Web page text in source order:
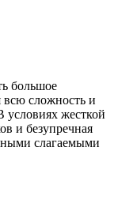
большое
всю сложность и
условиях жесткой
и безупречная
слагаемыми